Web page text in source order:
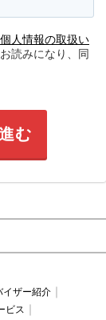
個人情報の取扱い
読みになり、同
む
イザー紹介
ビス